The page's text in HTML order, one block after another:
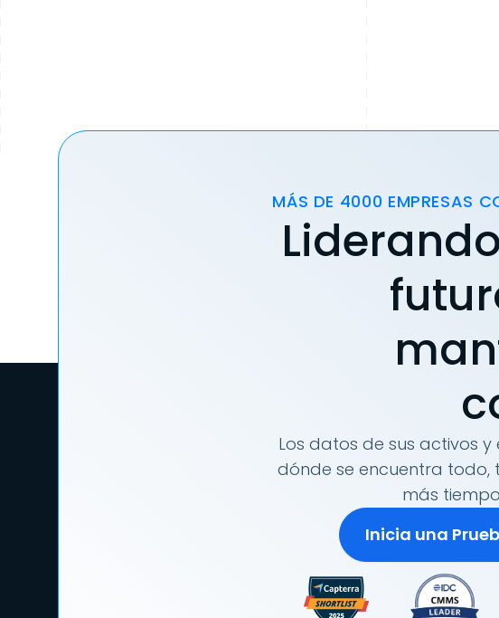
MÁS DE 4000 EMPRESAS
Los datos de sus activos
dónde se encuentra todo,
más
Inicia una